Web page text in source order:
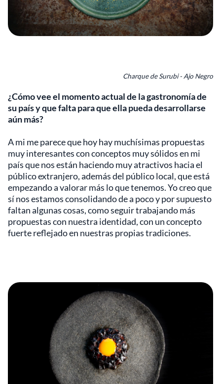
Charque de Surubi - Ajo Negro
¿Cómo vee el momento actual de la gastronomía de
su país y que falta para que ella pueda desarrollarse
aún más?
A mi me parece que hoy hay muchísimas propuestas
muy interesantes con conceptos muy sólidos en mi
país que nos están haciendo muy atractivos hacia el
público extranjero, además del público local, que está
empezando a valorar más lo que tenemos. Yo creo que
sí nos estamos consolidando de a poco y por supuesto
faltan algunas cosas, como seguir trabajando más
propuestas con nuestra identidad, con un concepto
fuerte reflejado en nuestras propias tradiciones.